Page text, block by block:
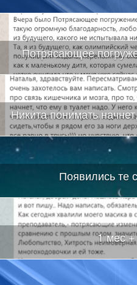
Потрясающее
Никита понимать
Появились те
1 мес